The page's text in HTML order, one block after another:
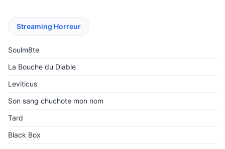
Streaming Horreur
Soulm8te
La Bouche du Diable
Leviticus
Son sang chuchote mon nom
Tard
Black Box